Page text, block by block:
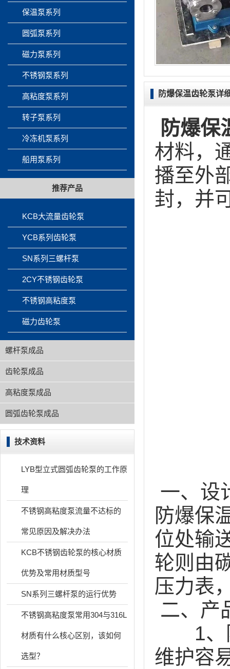
防爆保温齿轮泵详
防爆保
材料，
播至外
封，并
一、设
防爆保
位处输
轮则由
压力表
二、产
1、防
维护容
保温泵系列
圆弧泵系列
磁力泵系列
不锈钢泵系列
高粘度泵系列
转子泵系列
冷冻机泵系列
船用泵系列
推荐产品
KCB大流量齿轮泵
YCB系列齿轮泵
SN系列三螺杆泵
2CY不锈钢齿轮泵
不锈钢高粘度泵
磁力齿轮泵
螺杆泵成品
齿轮泵成品
高粘度泵成品
圆弧齿轮泵成品
技术资料
LYB型立式圆弧齿轮泵的工作原
理
不锈钢高粘度泵流量不达标的
常见原因及解决办法
KCB不锈钢齿轮泵的核心材质
优势及常用材质型号
SN系列三螺杆泵的运行优势
不锈钢高粘度泵常用304与316L
材质有什么核心区别，该如何
选型？